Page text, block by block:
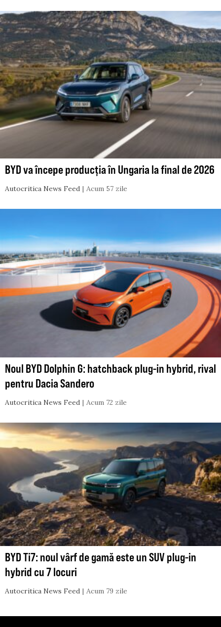
BYD va începe producția în Ungaria la final de 2026
Autocritica News Feed Acum 57 zile
Noul BYD Dolphin G: hatchback plug-in hybrid, rival
pentru Dacia Sandero
Autocritica News Feed Acum 72 zile
BYD Ti7: noul vârf de gamă este un SUV plug-in
hybrid cu 7 locuri
Autocritica News Feed Acum 79 zile